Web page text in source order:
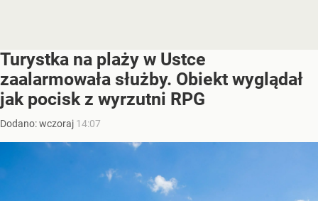
Turystka na plaży w Ustce
zaalarmowała służby. Obiekt wyglądał
jak pocisk z wyrzutni RPG
Dodano:wczoraj 14:07